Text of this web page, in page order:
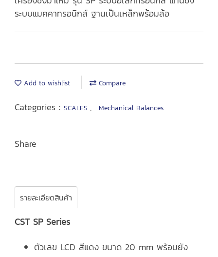
ระบบแมคคาทรอนิกส์ ฐานเป็นเหล็กพร้อมล้อ
Add to wishlist Compare
Categories : SCALES , Mechanical Balances
Share
รายละเอียดสินค้า
CST SP Series
ตัวเลข LCD สีแดง ขนาด 20 mm พร้อมยัง